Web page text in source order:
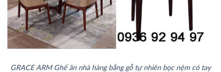
GRACE ARM Ghế ăn nhà hàng bằng gỗ tự nhiên bọc nệm có tay